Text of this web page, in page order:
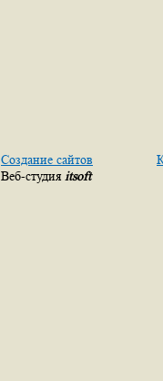
Создание сайтов
Веб-студия itsoft